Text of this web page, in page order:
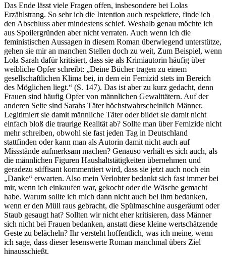
Das Ende lässt viele Fragen offen, insbesondere bei Lolas
Erzählstrang. So sehr ich die Intention auch respektiere, finde ich
den Abschluss aber mindestens schief. Weshalb genau möchte ich
aus Spoilergründen aber nicht verraten. Auch wenn ich die
feministischen Aussagen in diesem Roman überwiegend unterstütze,
gehen sie mir an manchen Stellen doch zu weit, Zum Beispiel, wenn
Lola Sarah dafür kritisiert, dass sie als Krimiautorin häufig über
weibliche Opfer schreibt: „Deine Bücher tragen zu einem
gesellschaftlichen Klima bei, in dem ein Femizid stets im Bereich
des Möglichen liegt.“ (S. 147). Das ist aber zu kurz gedacht, denn
Frauen sind häufig Opfer von männlichen Gewalttätern. Auf der
anderen Seite sind Sarahs Täter höchstwahrscheinlich Männer.
Legitimiert sie damit männliche Täter oder bildet sie damit nicht
einfach bloß die traurige Realität ab? Sollte man über Femizide nicht
mehr schreiben, obwohl sie fast jeden Tag in Deutschland
stattfinden oder kann man als Autorin damit nicht auch auf
Missstände aufmerksam machen? Genauso verhält es sich auch, als
die männlichen Figuren Haushaltstätigkeiten übernehmen und
geradezu süffisant kommentiert wird, dass sie jetzt auch noch ein
„Danke“ erwarten. Also mein Verlobter bedankt sich fast immer bei
mir, wenn ich einkaufen war, gekocht oder die Wäsche gemacht
habe. Warum sollte ich mich dann nicht auch bei ihm bedanken,
wenn er den Müll raus gebracht, die Spülmaschine ausgeräumt oder
Staub gesaugt hat? Sollten wir nicht eher kritisieren, dass Männer
sich nicht bei Frauen bedanken, anstatt diese kleine wertschätzende
Geste zu belächeln? Ihr versteht hoffentlich, was ich meine, wenn
ich sage, dass dieser lesenswerte Roman manchmal übers Ziel
hinausschießt.